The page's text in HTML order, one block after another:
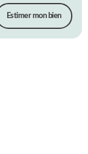
Estimer mon bien